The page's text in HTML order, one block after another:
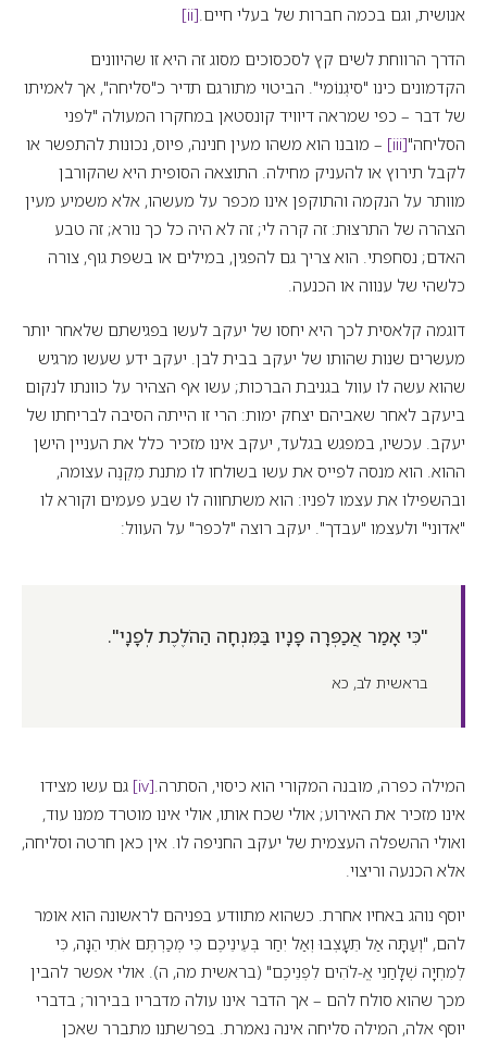
אנושית, וגם בכמה חברות של בעלי חיים.[ii]
הדרך הרווחת לשים קץ לסכסוכים מסוג זה היא זו שהיוונים
הקדמונים כינו "סיגְנוֹמי". הביטוי מתורגם תדיר כ"סליחה", אך לאמיתו
של דבר – כפי שמראה דיוויד קונסטאן במחקרו המעולה "לפני
הסליחה"[iii]
– מובנו הוא משהו מעין חנינה, פיוס, נכונות להתפשר או
לקבל תירוץ או להעניק מחילה. התוצאה הסופית היא שהקורבן
מוותר על הנקמה והתוקפן אינו מכפר על מעשהו, אלא משמיע מעין
הצהרה של התרצוּת: זה קרה לי; זה לא היה כל כך נורא; זה טבע
האדם; נסחפתי. הוא צריך גם להפגין, במילים או בשפת גוף, צורה
כלשהי של ענווה או הכנעה.
דוגמה קלאסית לכך היא יחסו של יעקב לעשו בפגישתם שלאחר יותר
מעשרים שנות שהותו של יעקב בבית לבן. יעקב ידע שעשו מרגיש
שהוא עשה לו עוול בגניבת הברכות; עשו אף הצהיר על כוונתו לנקום
ביעקב לאחר שאביהם יצחק ימות: הרי זו הייתה הסיבה לבריחתו של
יעקב. עכשיו, במפגש בגלעד, יעקב אינו מזכיר כלל את העניין הישן
ההוא. הוא מנסה לפייס את עשו בשולחו לו מתנת מִקְנֶה עצומה,
ובהשפילו את עצמו לפניו: הוא משתחווה לו שבע פעמים וקורא לו
"אדוני" ולעצמו "עבדך". יעקב רוצה "לכפר" על העוול:
"כִּי אָמַר אֲכַפְּרָה פָנָיו בַּמִּנְחָה הַהֹלֶכֶת לְפָנָי".
בראשית לב, כא
המילה כפרה, מובנה המקורי הוא כיסוי, הסתרה.[iv]
גם עשו מצידו
אינו מזכיר את האירוע; אולי שכח אותו, אולי אינו מוטרד ממנו עוד,
ואולי ההשפלה העצמית של יעקב החניפה לו. אין כאן חרטה וסליחה,
אלא הכנעה וריצוי.
יוסף נוהג באחיו אחרת. כשהוא מתוודע בפניהם לראשונה הוא אומר
להם, "וְעַתָּה אַל תֵּעָצְבוּ וְאַל יִחַר בְּעֵינֵיכֶם כִּי מְכַרְתֶּם אֹתִי הֵנָּה, כִּי
לְמִחְיָה שְׁלָחַנִי אֱ-לֹהִים לִפְנֵיכֶם" (בראשית מה, ה). אולי אפשר להבין
מכך שהוא סולח להם – אך הדבר אינו עולה מדבריו בבירור; בדברי
יוסף אלה, המילה סליחה אינה נאמרת. בפרשתנו מתברר שאכן